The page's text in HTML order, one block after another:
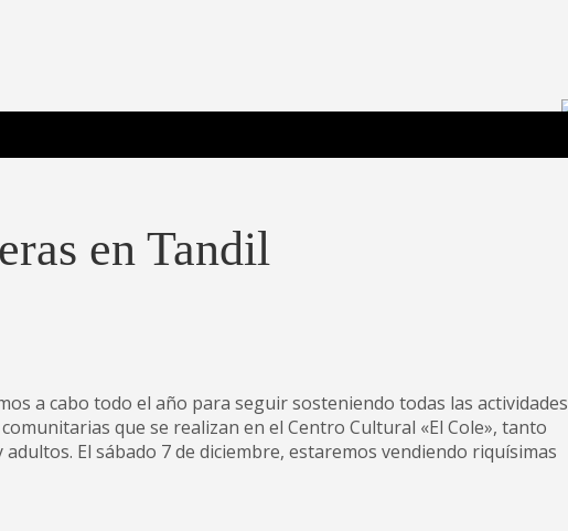
La Poderosa.
en Tandil
a cabo todo el año para seguir sosteniendo todas las actividades
que se realizan en el Centro Cultural «El Cole», tanto
El sábado 7 de diciembre, estaremos vendiendo riquísimas